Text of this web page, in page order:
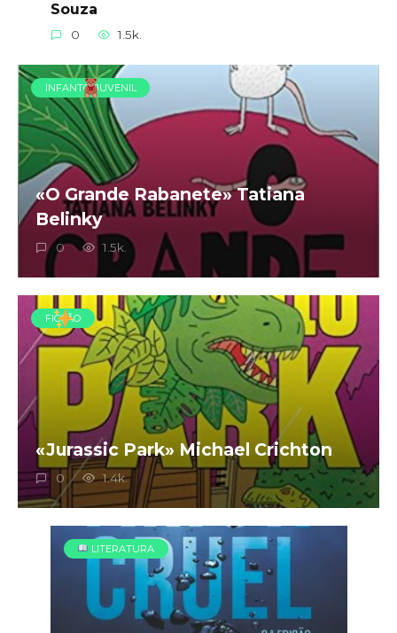
Souza
0 1.5k.
INFANTO-JUVENIL
«O Grande Rabanete» Tatiana
Belinky
0 1.5k.
FICÇÃO
«Jurassic Park» Michael Crichton
0 1.4k.
LITERATURA